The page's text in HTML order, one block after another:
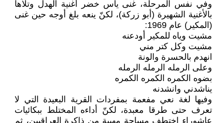
وفي نفس المرحلة، غنى ياس خضر أغنية الهدل وتلاها
بالأغنية الشهيرة (أبو زركة)، لكنّ ينعه بلغ أوجه حين غنى
(المكير) عام 1969:
مشيت وياه للمكير أودعنه
مشيت وكل كتر مني
انهدم بالحسرة والونة
وعلى الرمله الرمله الرمله
بضوه الكمره الكمره الكمره
يناشدني وانشدنه
وفيها لغة نعي مفعمة بمفردات القرية البعيدة التي لا
تعرف حتى طرقا معبدة، لكنّ أداءه المختلط ببكائيات
عاشوراء اختطف مساحة مهيبة من ذاكرة العراقيين، ثم